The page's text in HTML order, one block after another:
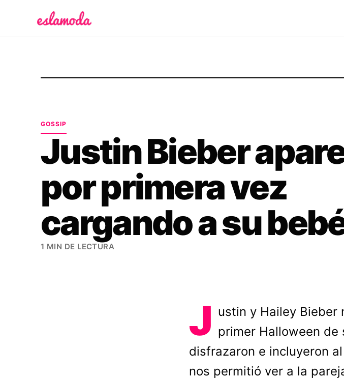
GOSSIP
Justin Bieber
por primera vez
cargando a su
1 MIN DE LECTURA
J ustin y Hailey Bieber
primer Halloween de
disfrazaron e incluyeron
nos permitió ver a la